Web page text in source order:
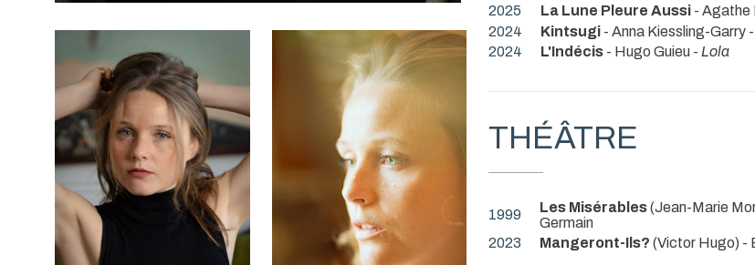
2025
La Lune Pleure Aussi - Agathe
2024
Kintsugi - Anna Kiessling-Garry -
2024
L'Indécis - Hugo Guieu - Lola
THÉÂTRE
1999 Les Misérables(Jean-Marie
Germain
2023
Mangeront-Ils? (Victor Hugo) -